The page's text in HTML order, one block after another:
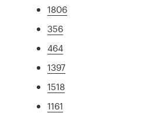
1806
356
464
1397
1518
1161